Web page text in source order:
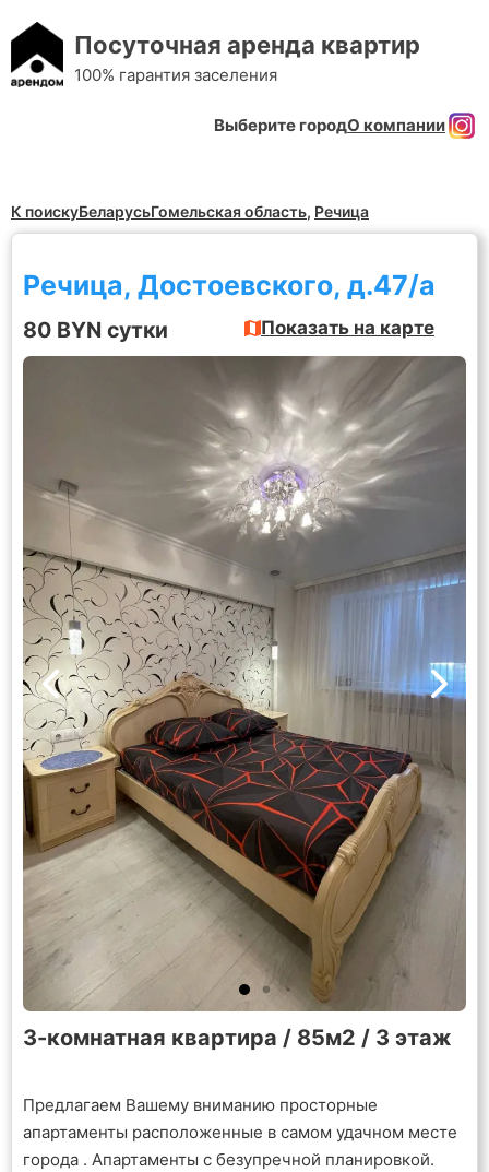
Посуточная аренда квартир
100% гарантия заселения
Выберите городО компании
К поискуБеларусьГомельская область, Речица
Речица, Достоевского, д.47/а
80 BYN сутки Показать на карте
3-комнатная квартира / 85м2 / 3 этаж
Предлагаем Вашему вниманию просторные
апартаменты расположенные в самом удачном месте
города . Апартаменты с безупречной планировкой.